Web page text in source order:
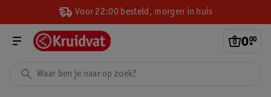
Voor 22:00 besteld, morgen in huis
0.
00